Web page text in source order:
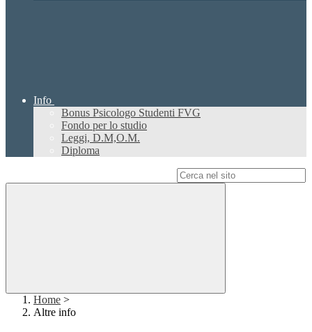
Info
Bonus Psicologo Studenti FVG
Fondo per lo studio
Leggi, D.M,O.M.
Diploma
Home >
Altre info